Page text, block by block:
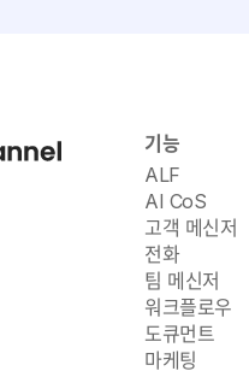
기능
ALF
AI CoS
고객 메신저
전화
팀 메신저
워크플로우
도큐먼트
마케팅